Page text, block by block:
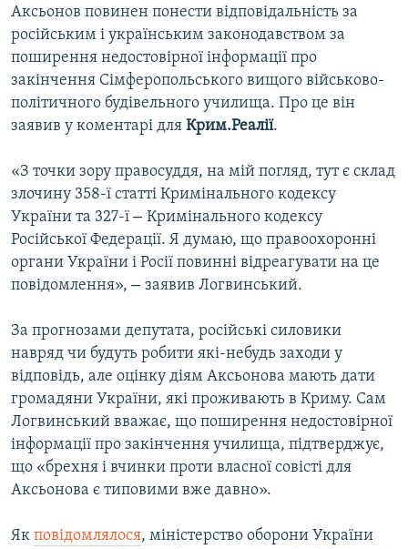
Аксьонов повинен понести відповідальність за
російським і українським законодавством за
поширення недостовірної інформації про
закінчення Сімферопольського вищого військово-
політичного будівельного училища. Про це він
заявив у коментарі для Крим.Реалії.
«З точки зору правосуддя, на мій погляд, тут є склад
злочину 358-ї статті Кримінального кодексу
України та 327-ї – Кримінального кодексу
Російської Федерації. Я думаю, що правоохоронні
органи України і Росії повинні відреагувати на це
повідомлення», – заявив Логвинський.
За прогнозами депутата, російські силовики
навряд чи будуть робити які-небудь заходи у
відповідь, але оцінку діям Аксьонова мають дати
громадяни України, які проживають в Криму. Сам
Логвинський вважає, що поширення недостовірної
інформації про закінчення училища, підтверджує,
що «брехня і вчинки проти власної совісті для
Аксьонова є типовими вже давно».
Як повідомлялося, міністерство оборони України